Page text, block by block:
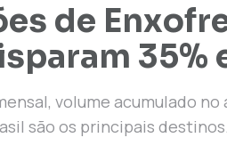
de
35%
volume acumulado no
são os principais destinos.